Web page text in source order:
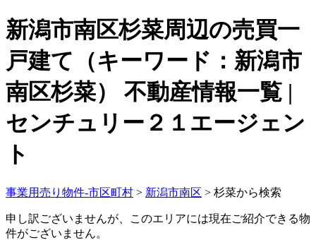
新潟市南区杉菜周辺の売買一
戸建て（キーワード：新潟市
南区杉菜） 不動産情報一覧 |
センチュリー２１エージェン
ト
事業用売り物件-市区町村 > 新潟市南区 > 杉菜から検索
申し訳ございませんが、このエリアには現在ご紹介できる物
件がございません。